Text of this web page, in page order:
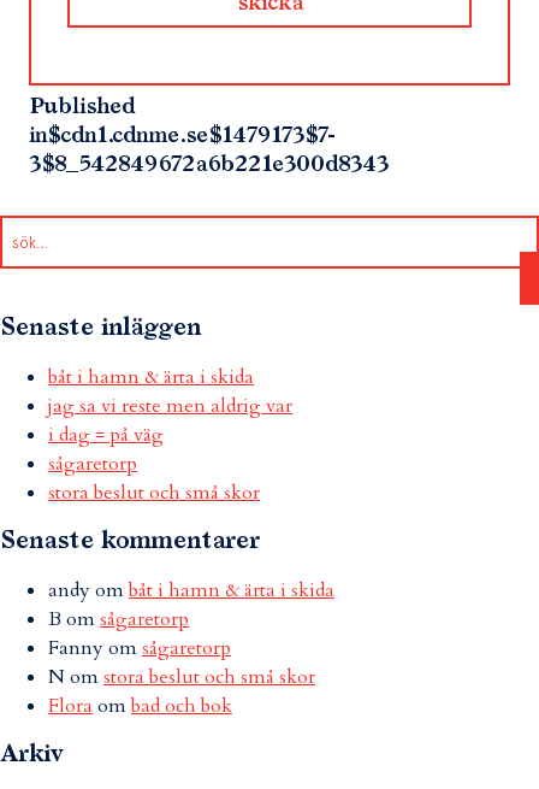
Published
in$cdn1.cdnme.se$1479173$7-
3$8_542849672a6b221e300d8343
Senaste inläggen
båt i hamn & ärta i skida
jag sa vi reste men aldrig var
i dag = på väg
sågaretorp
stora beslut och små skor
Senaste kommentarer
andyombåt i hamn & ärta i skida
B omsågaretorp
Fannyomsågaretorp
Nomstora beslut och små skor
Flora ombad och bok
Arkiv